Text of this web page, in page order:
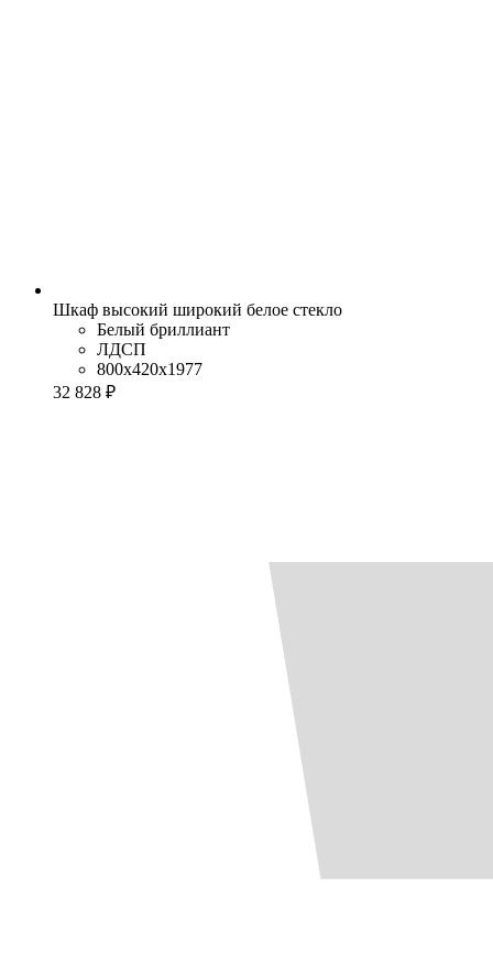
Шкаф высокий широкий белое стекло
Белый бриллиант
ЛДСП
800x420x1977
32 828 ₽